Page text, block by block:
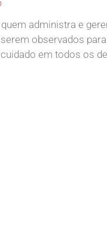
administra e
observados
em todos os